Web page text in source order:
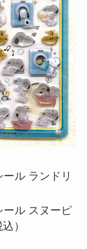
ル ランドリ
ール スヌーピ
）